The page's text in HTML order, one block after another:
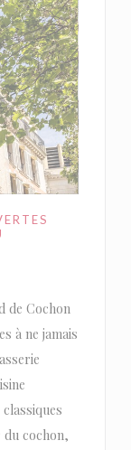
de Cochon
à ne jamais
cochon,